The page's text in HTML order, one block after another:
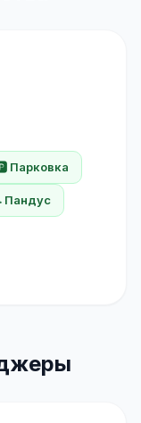
Парковка
Пандус